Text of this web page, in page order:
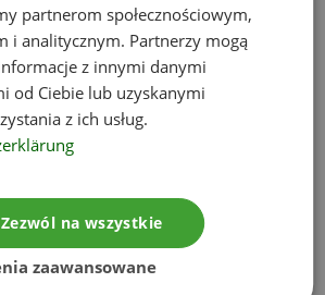
Państwowej
Atomistyki
jedną z najważniejszych
procesie decyzyjnym jest PAA –
Atomistyki. Instytucja
czyli dozoru
samym odpowiadać za
i działalność elektrowni
partnerom społecznościowym,
i analitycznym. Partnerzy mogą
z innymi danymi
od Ciebie lub uzyskanymi
z ich usług.
Zezwól na wszystkie
zaawansowane